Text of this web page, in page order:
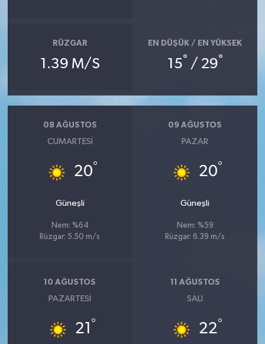
RÜZGAR
1.39 M/S
EN DÜŞÜK / EN YÜKSEK
15° / 29°
08 AĞUSTOS
CUMARTESI
20°
Güneşli
Nem: %64
Rüzgar: 5.50 m/s
09 AĞUSTOS
PAZAR
20°
Güneşli
Nem: %59
Rüzgar: 6.39 m/s
10 AĞUSTOS
PAZARTESI
21 °
11 AĞUSTOS
SALI
22°